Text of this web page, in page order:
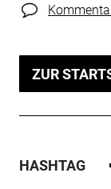
ZUR
HASHTAG